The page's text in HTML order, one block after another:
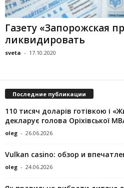
Газету «Запорожская
ликвидировать
sveta - 17.10.2020
Последние публикации
110 тисяч доларів готівкою і
декларує голова Оріхівської
oleg - 26.06.2026
Vulkan casino: обзор и
oleg - 24.06.2026